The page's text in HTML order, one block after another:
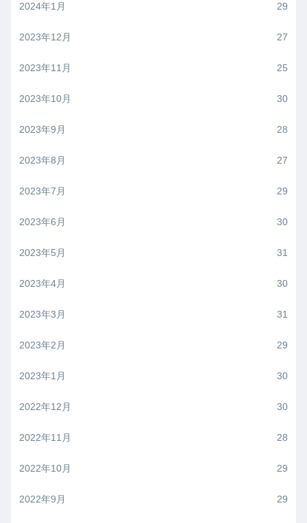
2024年1月 29
2023年12月 27
2023年11月 25
2023年10月 30
2023年9月 28
2023年8月 27
2023年7月 29
2023年6月 30
2023年5月 31
2023年4月 30
2023年3月 31
2023年2月 29
2023年1月 30
2022年12月 30
2022年11月 28
2022年10月 29
2022年9月 29